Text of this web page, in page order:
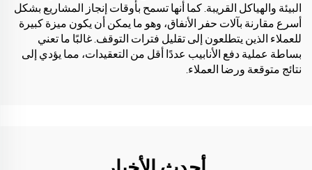
البيئة والهياكل القريبة. كما أنها تسمح بأوقات إنجاز المشاريع بشكل
أسرع مقارنة بآلات حفر الأنفاق، وهو ما يمكن أن يكون ميزة كبيرة
للعملاء الذين يتطلعون إلى تقليل فترات التوقف. غالبًا ما تعني
بساطة عملية دفع الأنابيب عددًا أقل من التعقيدات، مما يؤدي إلى
نتائج متوقعة ورضا العملاء.